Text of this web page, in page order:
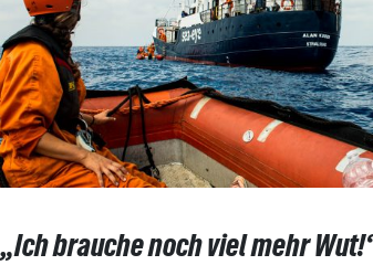
„Ich brauche noch viel mehr